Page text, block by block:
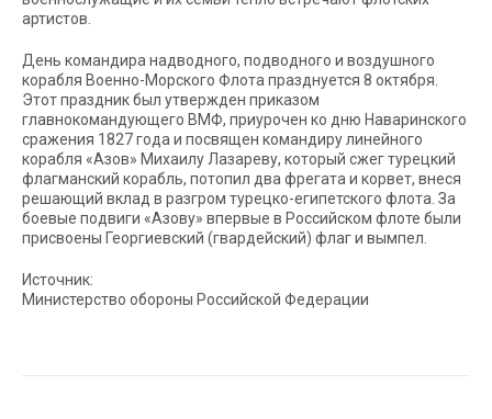
артистов.
День командира надводного, подводного и воздушного
корабля Военно-Морского Флота празднуется 8 октября.
Этот праздник был утвержден приказом
главнокомандующего ВМФ, приурочен ко дню Наваринского
сражения 1827 года и посвящен командиру линейного
корабля «Азов» Михаилу Лазареву, который сжег турецкий
флагманский корабль, потопил два фрегата и корвет, внеся
решающий вклад в разгром турецко-египетского флота. За
боевые подвиги «Азову» впервые в Российском флоте были
присвоены Георгиевский (гвардейский) флаг и вымпел.
Источник:
Министерство обороны Российской Федерации